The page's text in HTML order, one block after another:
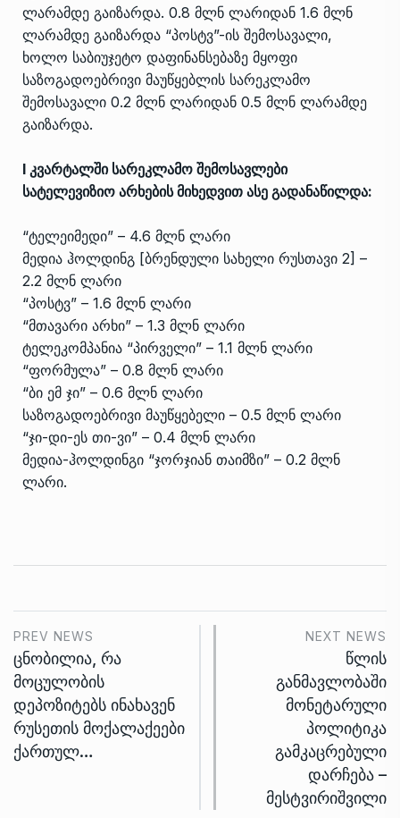
ლარამდე გაიზარდა. 0.8 მლნ ლარიდან 1.6 მლნ
ლარამდე გაიზარდა “პოსტვ”-ის შემოსავალი,
ხოლო საბიუჯეტო დაფინანსებაზე მყოფი
საზოგადოებრივი მაუწყებლის სარეკლამო
შემოსავალი 0.2 მლნ ლარიდან 0.5 მლნ ლარამდე
გაიზარდა.
I კვარტალში სარეკლამო შემოსავლები
სატელევიზიო არხების მიხედვით ასე გადანაწილდა:
“ტელეიმედი” – 4.6 მლნ ლარი
მედია ჰოლდინგ [ბრენდული სახელი რუსთავი 2] –
2.2 მლნ ლარი
“პოსტვ” – 1.6 მლნ ლარი
“მთავარი არხი” – 1.3 მლნ ლარი
ტელეკომპანია “პირველი” – 1.1 მლნ ლარი
“ფორმულა” – 0.8 მლნ ლარი
“ბი ემ ჯი” – 0.6 მლნ ლარი
საზოგადოებრივი მაუწყებელი – 0.5 მლნ ლარი
“ჯი-დი-ეს თი-ვი” – 0.4 მლნ ლარი
მედია-ჰოლდინგი “ჯორჯიან თაიმზი” – 0.2 მლნ
ლარი.
PREV NEWS
ცნობილია, რა
მოცულობის
დეპოზიტებს ინახავენ
რუსეთის მოქალაქეები
ქართულ…
NEXT NEWS
წლის
განმავლობაში
მონეტარული
პოლიტიკა
გამკაცრებული
დარჩება –
მესტვირიშვილი